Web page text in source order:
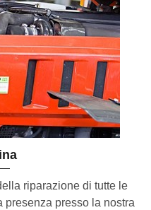
riparazione di tutte le
presenza presso la nostra